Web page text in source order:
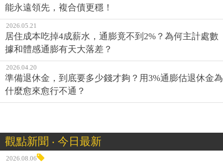
能永遠領先，複合債更穩！
2026.05.21
居住成本吃掉4成薪水，通膨竟不到2%？為何主計處數
據和體感通膨有天大落差？
2026.04.20
準備退休金，到底要多少錢才夠？用3%通膨估退休金為
什麼愈來愈行不通？
觀點新聞 ‧ 今日最新
2026.08.06